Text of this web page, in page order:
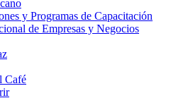
y Programas de Capacitación
de Empresas y Negocios
Café